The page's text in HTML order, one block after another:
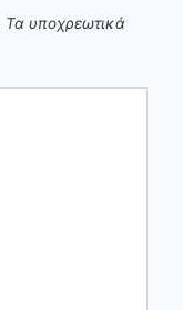
Τα υποχρεωτικά